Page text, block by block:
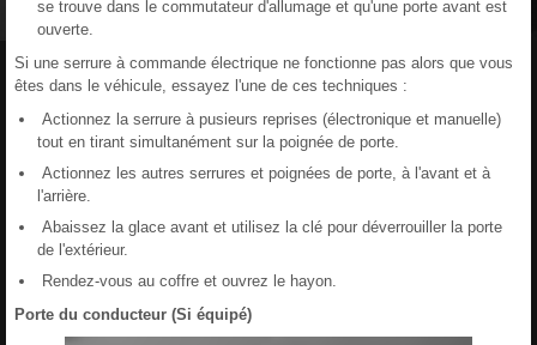
se trouve dans le commutateur d'allumage et qu'une porte avant est
ouverte.
Si une serrure à commande électrique ne fonctionne pas alors que vous
êtes dans le véhicule, essayez l'une de ces techniques :
Actionnez la serrure à pusieurs reprises (électronique et manuelle)
tout en tirant simultanément sur la poignée de porte.
Actionnez les autres serrures et poignées de porte, à l'avant et à
l'arrière.
Abaissez la glace avant et utilisez la clé pour déverrouiller la porte
de l'extérieur.
Rendez-vous au coffre et ouvrez le hayon.
Porte du conducteur (Si équipé)